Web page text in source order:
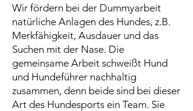
Wir fördern bei der Dummyarbeit
natürliche Anlagen des Hundes, z.B.
Merkfähigkeit, Ausdauer und das
Suchen mit der Nase. Die
gemeinsame Arbeit schweißt Hund
und Hundeführer nachhaltig
zusammen, denn beide sind bei dieser
Art des Hundesports ein Team. Sie